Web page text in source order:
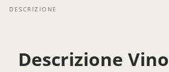
DESCRIZIONE
Descrizione